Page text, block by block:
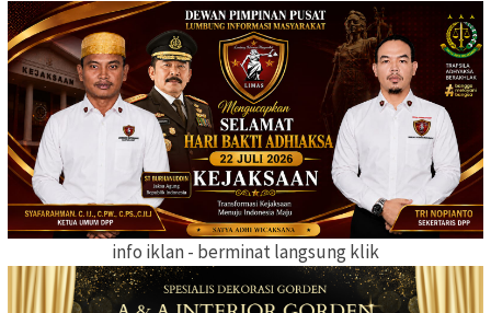
info iklan - berminat langsung klik